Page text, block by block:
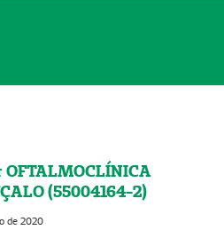
OFTALMOCLÍNICA
(55004164-2)
de 2020